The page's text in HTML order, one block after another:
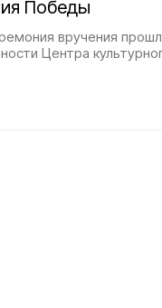
Победы
вручения
Центра